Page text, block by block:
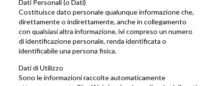
Dati Personali (o Dati)
Costituisce dato personale qualunque informazione che,
direttamente o indirettamente, anche in collegamento
con qualsiasi altra informazione, ivi compreso un numero
di identificazione personale, renda identificata o
identificabile una persona fisica.
Dati di Utilizzo
Sono le informazioni raccolte automaticamente